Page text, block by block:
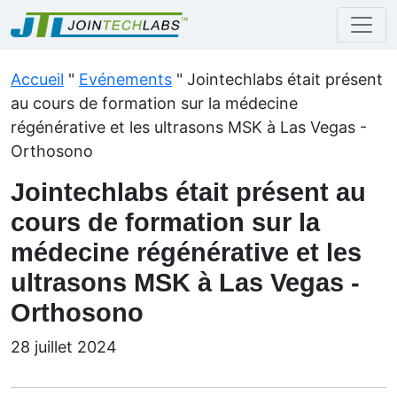
Accueil " Evénements " Jointechlabs était présent
au cours de formation sur la médecine
régénérative et les ultrasons MSK à Las Vegas -
Orthosono
Jointechlabs était présent au
cours de formation sur la
médecine régénérative et les
ultrasons MSK à Las Vegas -
Orthosono
28 juillet 2024